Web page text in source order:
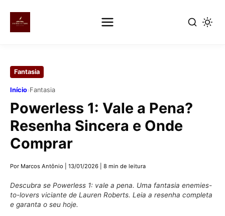
conteúdo
principal
Fantasia
Início›Fantasia
Powerless 1: Vale a Pena?
Resenha Sincera e Onde
Comprar
Por Marcos Antônio 13/01/2026 8 min de leitura
Descubra se Powerless 1: vale a pena. Uma fantasia enemies-
to-lovers viciante de Lauren Roberts. Leia a resenha completa
e garanta o seu hoje.